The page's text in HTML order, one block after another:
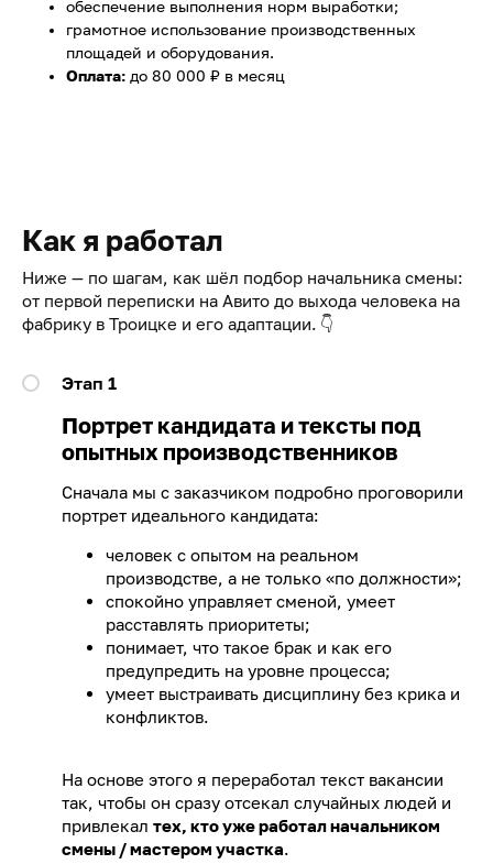
обеспечение выполнения норм выработки;
грамотное использование производственных
площадей и оборудования.
Оплата: до 80 000 ₽ в месяц
Как я работал
Ниже — по шагам, как шёл подбор начальника смены:
от первой переписки на Авито до выхода человека на
фабрику в Троицке и его адаптации. 👇
Этап 1
Портрет кандидата и тексты под
опытных производственников
Сначала мы с заказчиком подробно проговорили
портрет идеального кандидата:
человек с опытом на реальном
производстве, а не только «по должности»;
спокойно управляет сменой, умеет
расставлять приоритеты;
понимает, что такое брак и как его
предупредить на уровне процесса;
умеет выстраивать дисциплину без крика и
конфликтов.
На основе этого я переработал текст вакансии
так, чтобы он сразу отсекал случайных людей и
привлекал тех, кто уже работал начальником
смены / мастером участка.